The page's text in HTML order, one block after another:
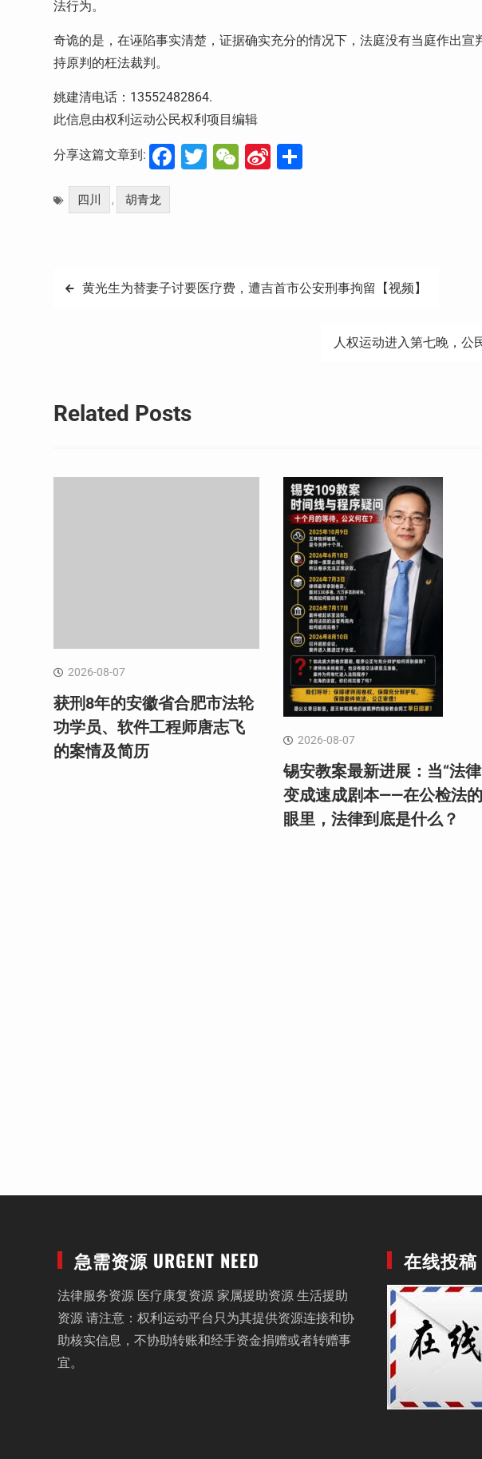
法行为。
奇诡的是，在诬陷事实清楚，证据确实充分的情况下，法庭没有当庭作出
持原判的枉法裁判。
姚建清电话：13552482864.
此信息由权利运动公民权利项目编辑
分享这篇文章到: Facebook
Twitter
WeChat
Sina
四川 , 胡青龙
文 黄光生为替妻子讨要医疗费，遭吉首市公安刑事拘留【视频】
人权运动进入第七晚，公
Related Posts
2026-08-07
获刑8年的安徽省合肥市法轮
功学员、软件工程师唐志飞
的案情及简历
2026-08-07
锡安教案最新进展：当“法
变成速成剧本——在公检法的
眼里，法律到底是什么？
急需资源 URGENT NEED
法律服务资源 医疗康复资源 家属援助资源 生活援助
资源 请注意：权利运动平台只为其提供资源连接和协
助核实信息，不协助转账和经手资金捐赠或者转赠事
宜。
在线投稿